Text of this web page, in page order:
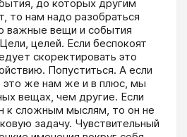
до которых другим
то нам надо разобраться
важные вещи и события
целей. Если беспокоят
скоректировать это
Попуститься. А если
же нам же и в плюс, мы
вещах, чем другие. Если
к сложным мыслям, то он не
задачу. Чувствительный